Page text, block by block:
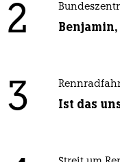
2
3 Ist das